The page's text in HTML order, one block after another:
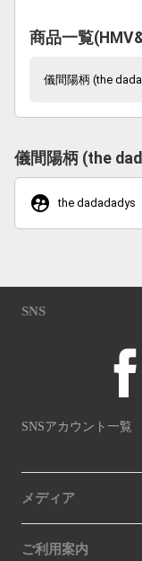
商品一覧
儀間陽柄 (the
儀間陽柄 (the
supervised_user_circle the dadadadys
SNS
SNSアカウント一覧
メディア
ご利用案内